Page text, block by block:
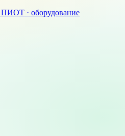
· оборудование